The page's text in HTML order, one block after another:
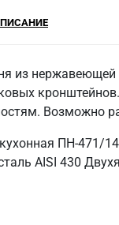
из нержавеющей
Возможно
ПН-471/
AISI 430